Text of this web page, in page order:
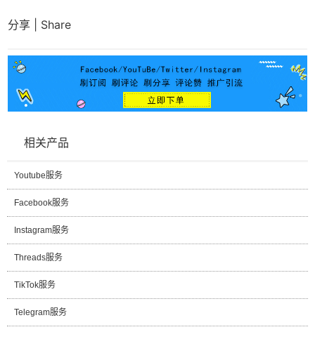
分享 | Share
相关产品
Youtube服务
Facebook服务
Instagram服务
Threads服务
TikTok服务
Telegram服务